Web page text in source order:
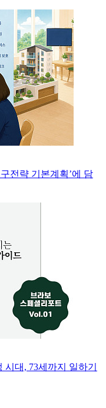
전략 기본계획’에 담
시대, 73세까지 일하기